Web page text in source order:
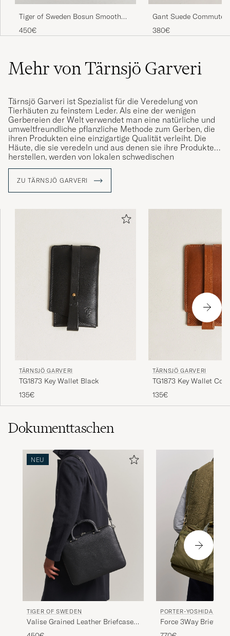
Tiger of Sweden Bosun Smooth
Leather Briefcase Dark Brown
450€
Gant Suede Commuter
Brown
380€
Mehr von Tärnsjö Garveri
Tärnsjö Garveri ist Spezialist für die Veredelung von
Tierhäuten zu feinstem Leder. Als eine der wenigen
Gerbereien der Welt verwendet man eine natürliche und
umweltfreundliche pflanzliche Methode zum Gerben, die
ihren Produkten eine einzigartige Qualität verleiht. Die
Häute, die sie veredeln und aus denen sie ihre Produkte
herstellen, werden von lokalen schwedischen
Bauernhöfen in der Nähe der Gerberei gesammelt und
dann von Hand zu exklusiven und gut gefertigten Taschen
und Accessoires verarbeitet. In Tärnsjö wird alles vor Ort
von hochqualifizierten Mitarbeitern erledigt, die über
ZU TÄRNSJÖ GARVERI
TÄRNSJÖ GARVERI
TG1873 Key Wallet Black
135€
TÄRNSJÖ GARVERI
TG1873 Key Wallet
135€
Dokumenttaschen
NEU
TIGER OF SWEDEN
Valise Grained Leather Briefcase
Black
PORTER-YOSHIDA &
Force 3Way